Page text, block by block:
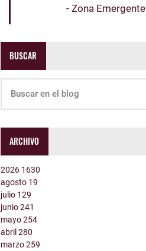
- Zona Emergente
BUSCAR
ARCHIVO
2026 1630
agosto 19
julio 129
junio241
mayo254
abril280
marzo259